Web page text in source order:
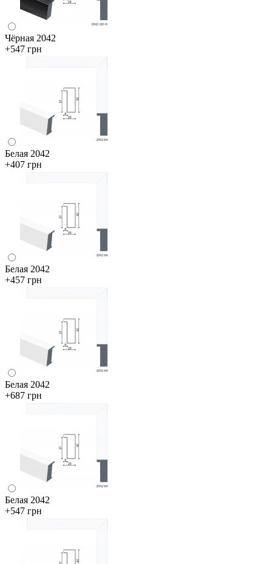
Чёрная 2042
+547 грн
Белая 2042
+407 грн
Белая 2042
+457 грн
Белая 2042
+687 грн
Белая 2042
+547 грн